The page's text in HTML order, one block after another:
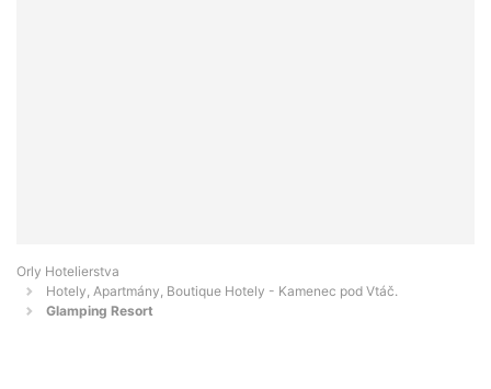
Orly Hotelierstva
Hotely, Apartmány, Boutique Hotely - Kamenec pod Vtáč.
Glamping Resort